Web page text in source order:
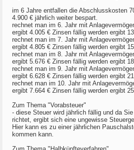
im 6 Jahre entfallen die Abschlusskosten
4.900 € jährlich weiter bespart.
rechnet man im 6. Jahr mit
ergibt 4.005 € Zinsen fällig werden ergibt
rechnet man im 7. Jahr mit
ergibt 4.805 € Zinsen fällig werden ergibt
rechnet man im 8. Jahr mit
ergibt 5.676 € Zinsen fällig werden ergibt
rechnet man im 9. Jahr mit
ergibt 6.628 € Zinsen fällig werden ergibt
rechnet man im 10. Jahr mit
ergibt 7.664 € Zinsen fällig werden ergibt
Zum Thema "Vorabsteuer"
- diese Steuer wird jährlich fällig und da
richtet, ergibt sich eine ungewisse
Hier kann es zu einer jährlichen
kommen kann.